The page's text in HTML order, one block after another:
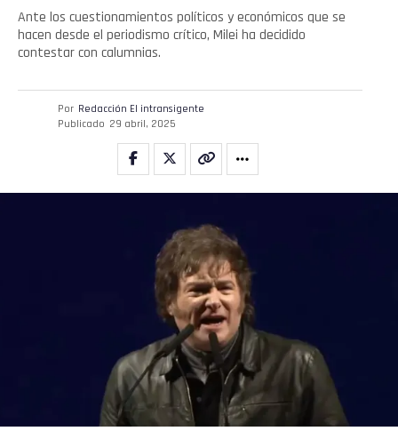
Ante los cuestionamientos políticos y económicos que se
hacen desde el periodismo crítico, Milei ha decidido
contestar con calumnias.
Por Redacción El intransigente
Publicado 29 abril, 2025